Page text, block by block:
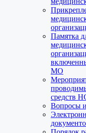
Памятка
МО
средств
Вопросы